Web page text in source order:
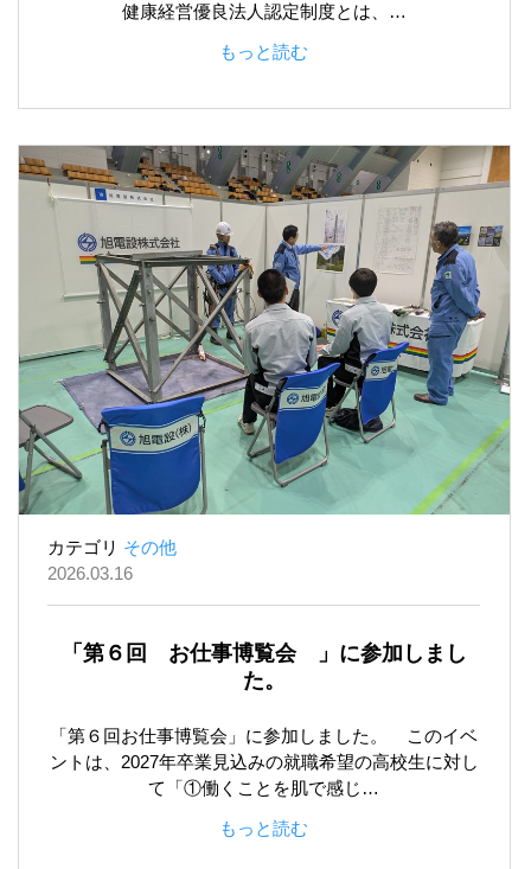
健康経営優良法人認定制度とは、…
もっと読む
カテゴリ その他
2026.03.16
「第６回 お仕事博覧会 」に参加しまし
た。
「第６回お仕事博覧会」に参加しました。 このイベ
ントは、2027年卒業見込みの就職希望の高校生に対し
て「①働くことを肌で感じ…
もっと読む